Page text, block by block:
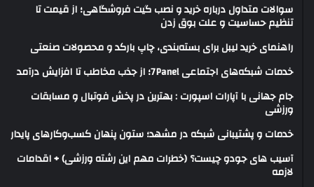
سوالات متداول درباره خرید و نصب گیت فروشگاهی؛ از قیمت تا
تنظیم حساسیت و علت بوق زدن
راهنمای خرید لیبل برای بسته‌بندی، چاپ بارکد و محصولات صنعتی
خدمات شبکه‌های اجتماعی 7Panel؛ از جذب مخاطب تا افزایش درآمد
جام جهانی با آپارات اسپورت : بهترین در پخش فوتبال و مسابقات
ورزشی
خدمات و پشتیبانی شبکه در مشهد؛ ستون پنهان کسب‌وکارهای پایدار
آسیب های جودو چیست؟ (خطرات مهم این رشته ورزشی) + اقدامات
لازمه